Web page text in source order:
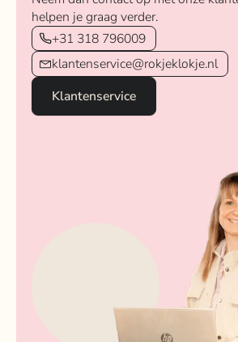
helpen je graag verder.
+31 318 796009
klantenservice@rokjeklokje.nl
Klantenservice